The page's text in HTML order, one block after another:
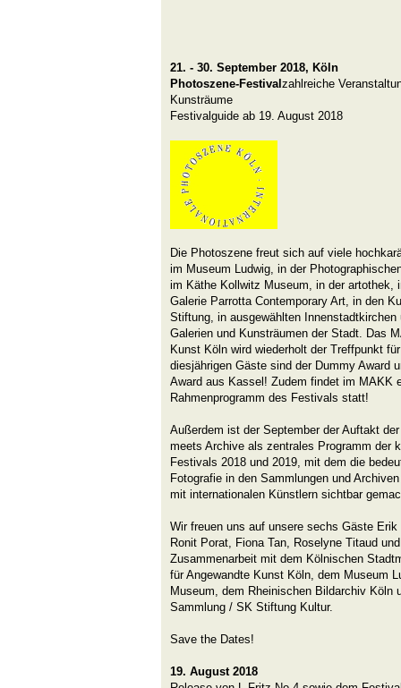
21. - 30. September 2018, Köln
Photoszene-Festival zahlreiche
Kunsträume
Festivalguide ab 19. August 2018
Die Photoszene freut sich auf viele
im Museum Ludwig, in der
im Käthe Kollwitz Museum, in der artothek,
Galerie Parrotta Contemporary Art, in den
Stiftung, in ausgewählten Innenstadtkirchen
Galerien und Kunsträumen der Stadt. Das
Kunst Köln wird wiederholt der Treffpunkt
diesjährigen Gäste sind der Dummy Award
Award aus Kassel! Zudem findet im MAKK
Rahmenprogramm des Festivals statt!
Außerdem ist der September der Auftakt
meets Archive als zentrales Programm der
Festivals 2018 und 2019, mit dem die
Fotografie in den Sammlungen und
mit internationalen Künstlern sichtbar
Wir freuen uns auf unsere sechs Gäste
Ronit Porat, Fiona Tan, Roselyne Titaud
Zusammenarbeit mit dem Kölnischen
für Angewandte Kunst Köln, dem Museum
Museum, dem Rheinischen Bildarchiv Köln
Sammlung / SK Stiftung Kultur.
Save the Dates!
19. August 2018